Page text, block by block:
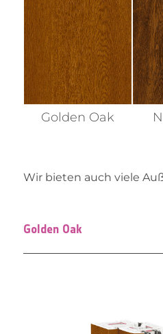
Golden Oak
Wir bieten auch viele
Golden Oak